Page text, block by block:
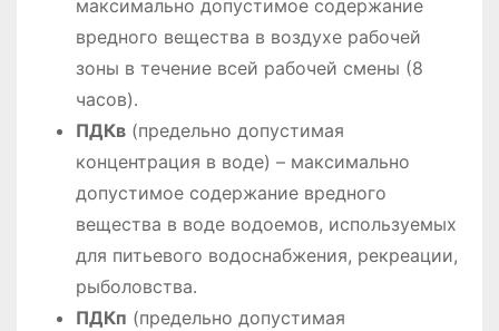
максимально допустимое содержание
вредного вещества в воздухе рабочей
зоны в течение всей рабочей смены (8
часов)․
ПДКв(предельно допустимая
концентрация в воде) – максимально
допустимое содержание вредного
вещества в воде водоемов, используемых
для питьевого водоснабжения, рекреации,
рыболовства․
ПДКп (предельно допустимая